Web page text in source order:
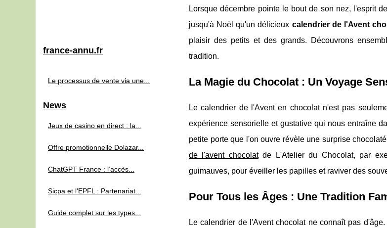
Lorsque décembre pointe le bout de son nez, l'esprit
jusqu'à Noël qu'un délicieux calendrier de l'Avent
plaisir des petits et des grands. Découvrons
tradition.
La Magie du Chocolat : Un Voyage
Le calendrier de l'Avent en chocolat n'est pas
expérience sensorielle et gustative qui nous entraîne
petite porte que l'on ouvre révèle une surprise
de l'avent chocolatde L'Atelier du Chocolat, par
guimauves, pour éveiller les papilles et raviver des
Pour Tous les Âges : Une Tradition
Le calendrier de l'Avent chocolat ne connaît pas
france-annu.fr
Le processus de vente via une...
News
Jeux de casino en direct : la...
Offre promotionnelle Dolazar...
ChatGPT France : l’accès...
Sicpa et l'EPFL : Partenariat...
Guide complet sur les types...